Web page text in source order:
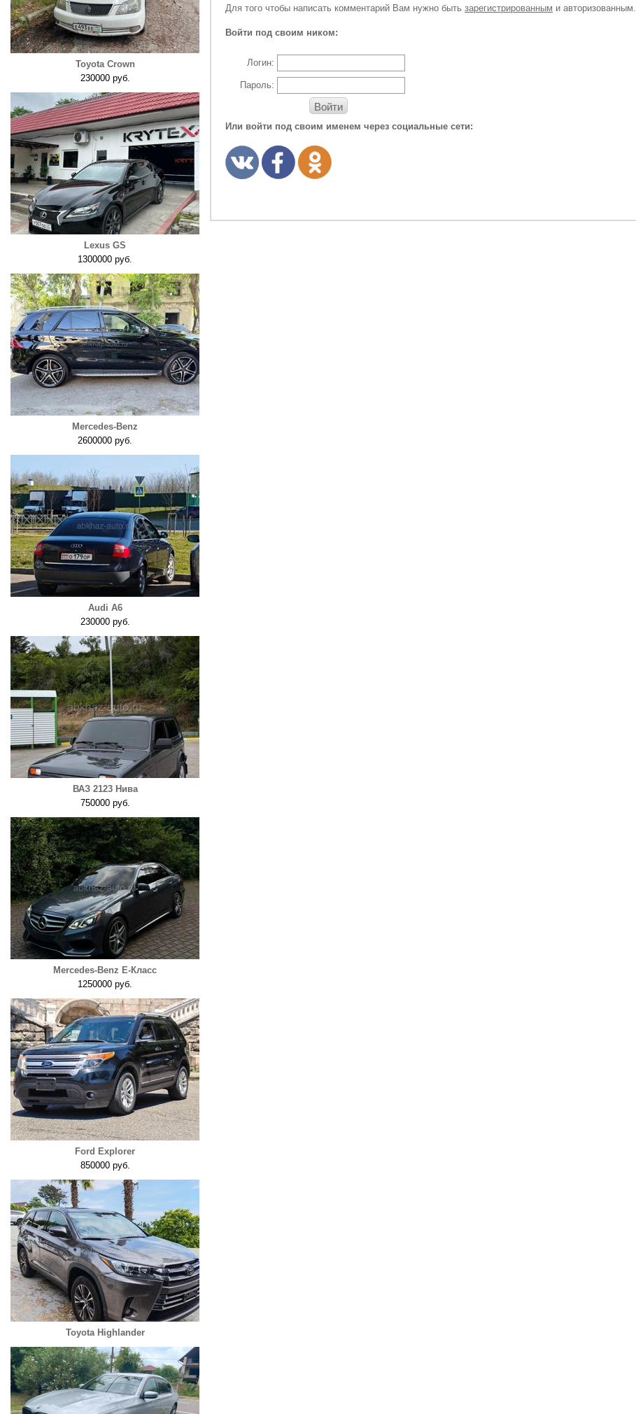
Toyota Crown
230000 руб.
Lexus GS
1300000 руб.
Mercedes-Benz
2600000 руб.
Audi A6
230000 руб.
ВАЗ 2123 Нива
750000 руб.
Mercedes-Benz E-Класс
1250000 руб.
Ford Explorer
850000 руб.
Toyota Highlander
Для того чтобы написать комментарий Вам нужно быть зарегистрированным и авторизованным.
Войти под своим ником:
Логин:
Пароль:
Войти
Или войти под своим именем через социальные сети: